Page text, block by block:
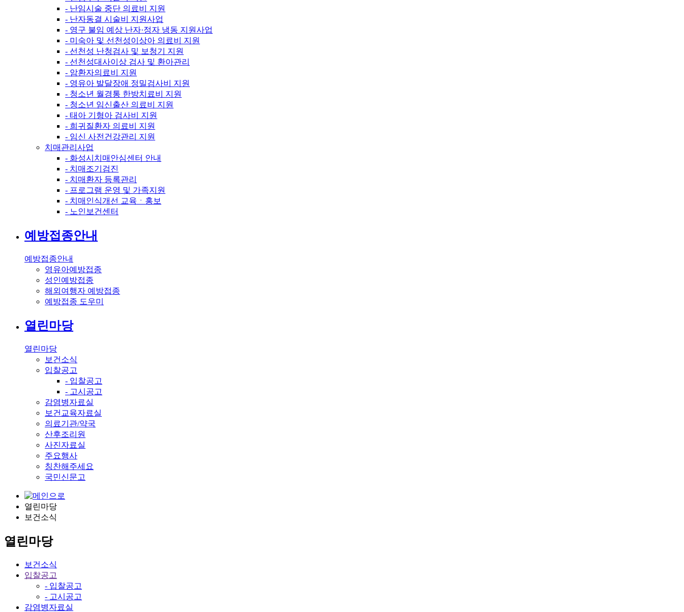
- 난임시술 중단 의료비 지원
- 난자동결 시술비 지원사업
- 영구 불임 예상 난자·정자 냉동 지원사업
- 미숙아 및 선천성이상아 의료비 지원
- 선천성 난청검사 및 보청기 지원
- 선천성대사이상 검사 및 환아관리
- 암환자의료비 지원
- 영유아 발달장애 정밀검사비 지원
- 청소년 월경통 한방치료비 지원
- 청소년 임신출산 의료비 지원
- 태아 기형아 검사비 지원
- 희귀질환자 의료비 지원
- 임신 사전건강관리 지원
치매관리사업
- 화성시치매안심센터 안내
- 치매조기검진
- 치매환자 등록관리
- 프로그램 운영 및 가족지원
- 치매인식개선 교육ㆍ홍보
- 노인보건센터
예방접종안내
예방접종안내
영유아예방접종
성인예방접종
해외여행자 예방접종
예방접종 도우미
열린마당
열린마당
보건소식
입찰공고
- 입찰공고
- 고시공고
감염병자료실
보건교육자료실
의료기관/약국
산후조리원
사진자료실
주요행사
칭찬해주세요
국민신문고
열린마당
보건소식
열린마당
보건소식
입찰공고
- 입찰공고
- 고시공고
감염병자료실